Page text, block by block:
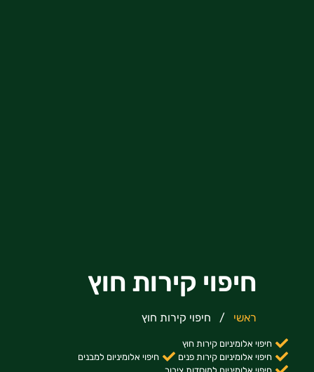
חיפוי קירות חוץ
ראשי / חיפוי קירות חוץ
חיפוי אלומיניום קירות חוץ
חיפוי אלומיניום קירות פנים
חיפוי אלומיניום למבנים